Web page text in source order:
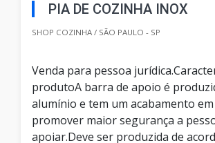
PIA DE COZINHA INOX
SHOP COZINHA / SÃO PAULO - SP
Venda para pessoa
produtoA barra de apoio é
alumínio e tem um acabamento em
promover maior segurança a
apoiar.Deve ser produzida de